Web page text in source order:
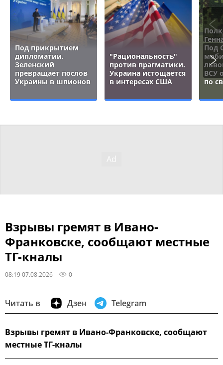
Под прикрытием
дипломатии.
Зеленский
превращает послов
Украины в шпионов
"Рациональность"
против прагматики.
Украина истощается
в интересах США
Под
ВСУ
по
Взрывы гремят в Ивано-
Франковске, сообщают местные
ТГ-кналы
08:19 07.08.2026 0
Читать в Дзен Telegram
Взрывы гремят в Ивано-Франковске, сообщают
местные ТГ-кналы